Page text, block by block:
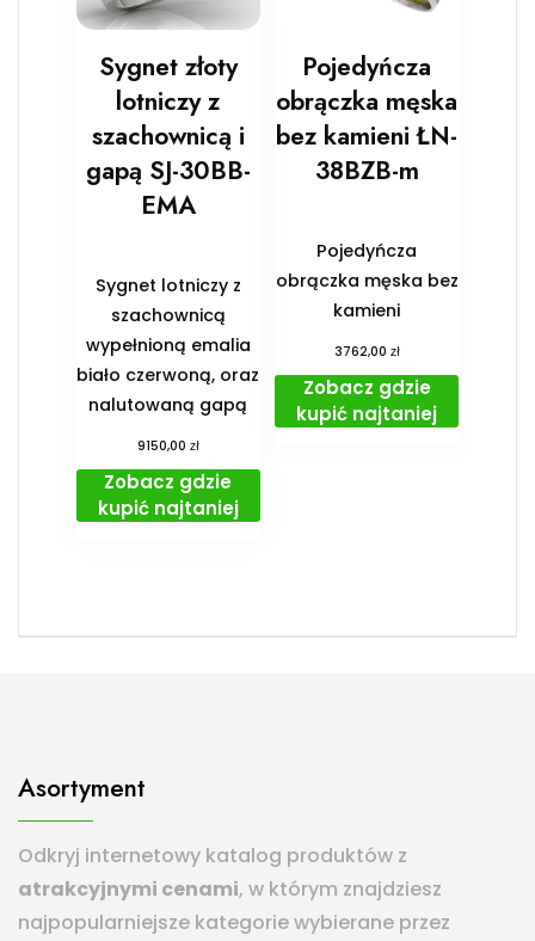
Sygnet złoty
lotniczy z
szachownicą i
gapą SJ-30BB-
EMA
Sygnet lotniczy z
szachownicą
wypełnioną emalia
biało czerwoną, oraz
nalutowaną gapą
9150,00 zł
Zobacz gdzie
kupić najtaniej
Pojedyńcza
obrączka męska
bez kamieni ŁN-
38BZB-m
Pojedyńcza
obrączka męska bez
kamieni
3762,00 zł
Zobacz gdzie
kupić najtaniej
Asortyment
Odkryj internetowy katalog produktów z
atrakcyjnymi cenami, w którym znajdziesz
najpopularniejsze kategorie wybierane przez